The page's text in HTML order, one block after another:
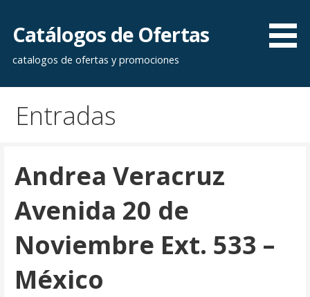
contenido
Catálogos de Ofertas
catalogos de ofertas y promociones
Entradas
Andrea Veracruz
Avenida 20 de
Noviembre Ext. 533 –
México